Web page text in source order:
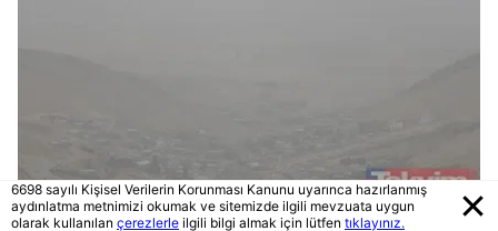
6698 sayılı Kişisel Verilerin Korunması Kanunu uyarınca hazırlanmış
aydınlatma metnimizi okumak ve sitemizde ilgili mevzuata uygun
olarak kullanılan çerezlerle ilgili bilgi almak için lütfen tıklayınız.